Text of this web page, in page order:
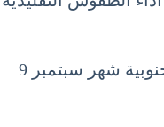
كما يمكن للسياح المشاركة في الأنشطة المختلفة مثل تذوق الأطعمة التقليدية ومشاهدة العروض الفنية والتراثية من خلال السياحة في كوريا الجنوبية شهر سبتمبر 9